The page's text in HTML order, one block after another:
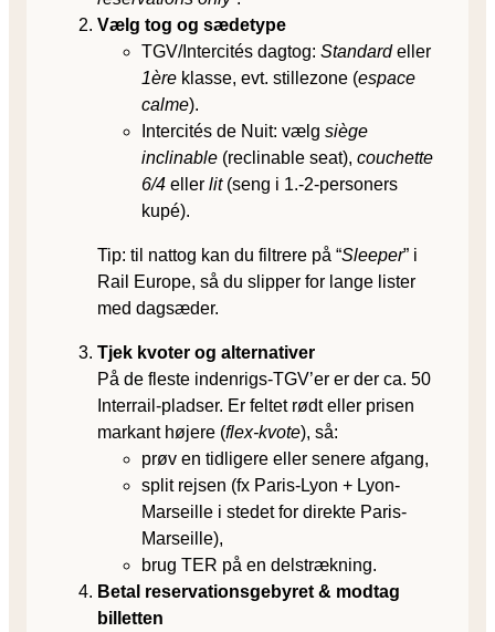
Vælg tog og sædetype
TGV/Intercités dagtog: Standardeller
1ère klasse, evt. stillezone (espace
calme).
Intercités de Nuit: vælg siège
inclinable (reclinable seat), couchette
6/4 eller lit(seng i 1.-2-personers
kupé).
Tip: til nat­tog kan du filtrere på “Sleeper” i
Rail Europe, så du slipper for lange lister
med dagsæder.
Tjek kvoter og alternativer
På de fleste indenrigs-TGV’er er der ca. 50
Interrail-pladser. Er feltet rødt eller prisen
markant højere (flex-kvote), så:
prøv en tidligere eller senere afgang,
split rejsen (fx Paris-Lyon + Lyon-
Marseille i stedet for direkte Paris-
Marseille),
brug TER på en delstrækning.
Betal reservationsgebyret & modtag
billetten